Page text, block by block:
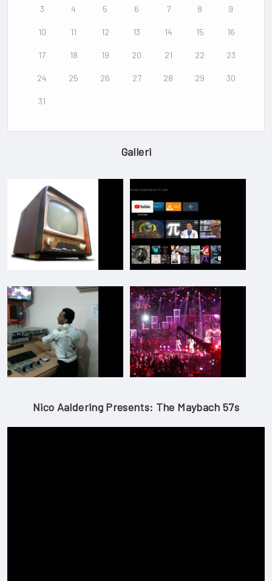
3 4 5 6 7 8 9
10 11 12 13 14 15 16
17 18 19 20 21 22 23
24 25 26 27 28 29 30
31
Galleri
Nico Aaldering Presents: The Maybach 57s